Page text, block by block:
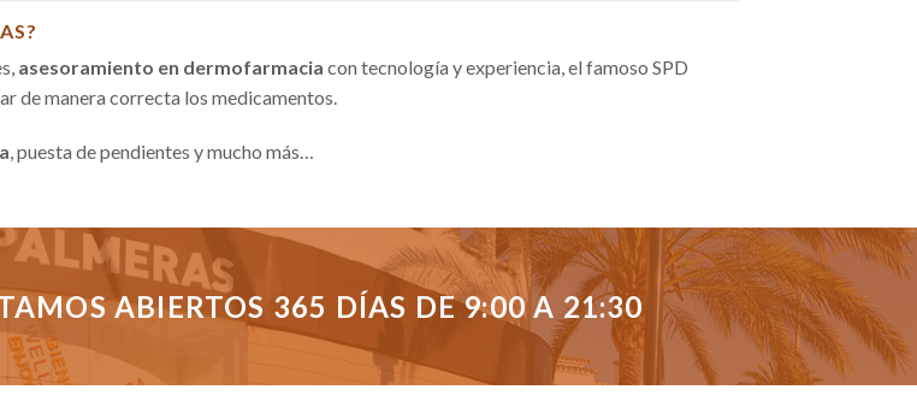
asesoramiento en dermofarmacia con tecnología y experiencia, el famoso SPD
de manera correcta los medicamentos.
, puesta de pendientes y mucho más…
ABIERTOS 365 DÍAS DE 9:00 A 21:30